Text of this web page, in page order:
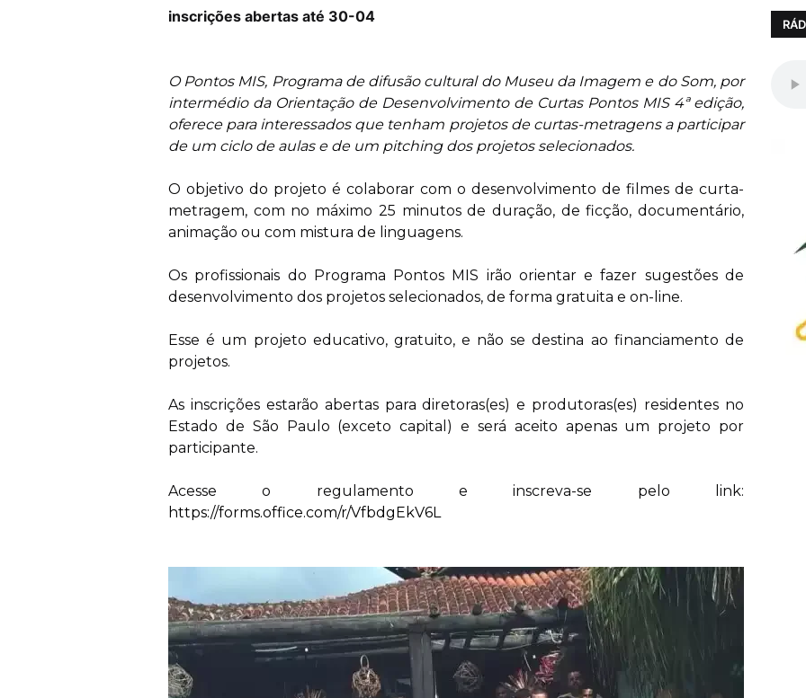
inscrições abertas até 30-04
O Pontos MIS, Programa de difusão cultural do Museu da Imagem e do Som, por
intermédio da Orientação de Desenvolvimento de Curtas Pontos MIS 4ª edição,
oferece para interessados que tenham projetos de curtas-metragens a participar
de um ciclo de aulas e de um pitching dos projetos selecionados.
O objetivo do projeto é colaborar com o desenvolvimento de filmes de curta-
metragem, com no máximo 25 minutos de duração, de ficção, documentário,
animação ou com mistura de linguagens.
Os profissionais do Programa Pontos MIS irão orientar e fazer sugestões de
desenvolvimento dos projetos selecionados, de forma gratuita e on-line.
Esse é um projeto educativo, gratuito, e não se destina ao financiamento de
projetos.
As inscrições estarão abertas para diretoras(es) e produtoras(es) residentes no
Estado de São Paulo (exceto capital) e será aceito apenas um projeto por
participante.
Acesse o regulamento e inscreva-se pelo link:
https://forms.office.com/r/VfbdgEkV6L